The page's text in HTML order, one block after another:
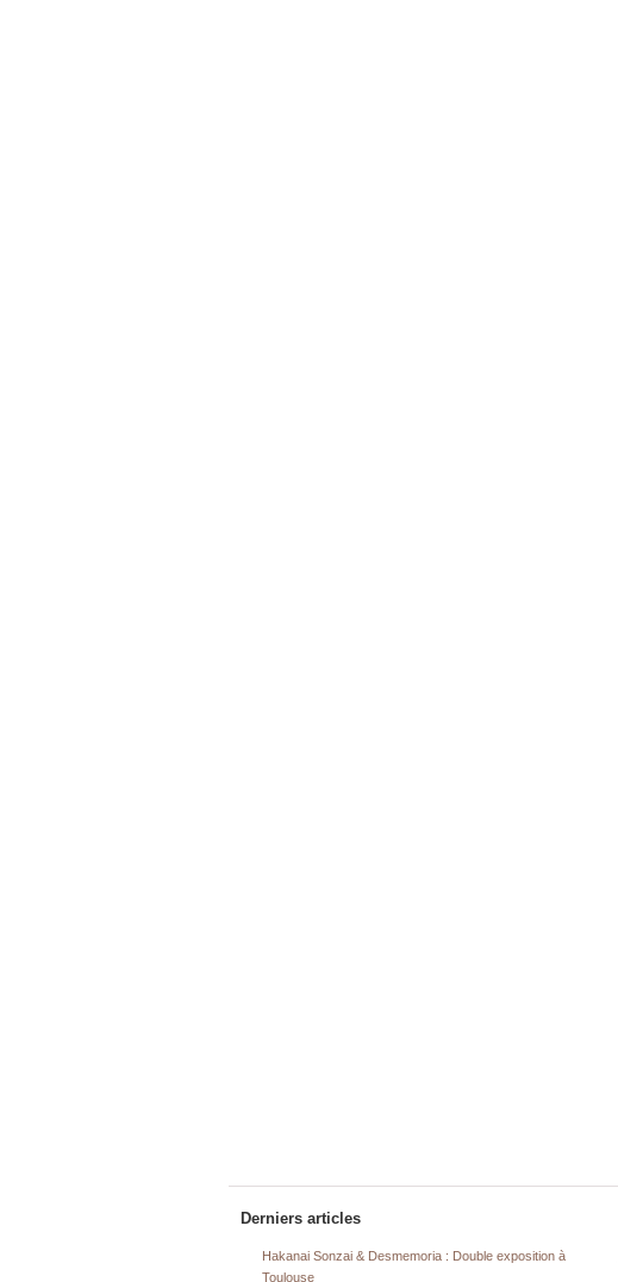
Derniers articles
Hakanai Sonzai & Desmemoria : Double exposition à
Toulouse